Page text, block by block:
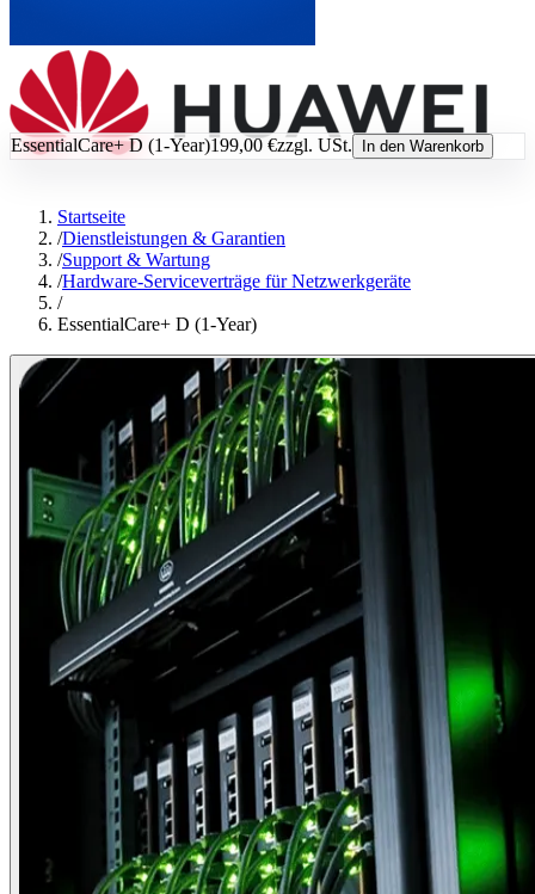
EssentialCare+ D (1-Year)199,00 €zzgl. USt. In den Warenkorb
Startseite
/Dienstleistungen & Garantien
/Support & Wartung
/Hardware-Serviceverträge für Netzwerkgeräte
/
EssentialCare+ D (1-Year)